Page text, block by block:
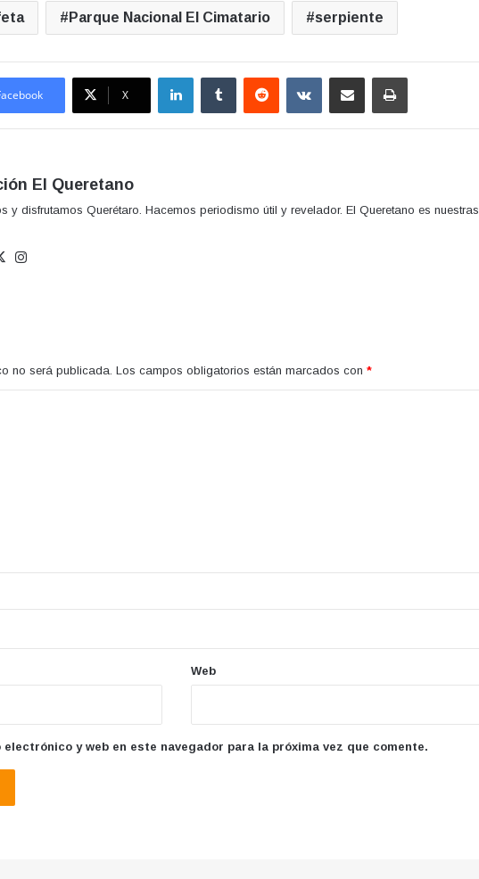
Parque Nacional El Cimatario serpiente
X
LinkedInTumblr Reddit VKontakteCompartir por correo electrónicoImprimir
El Queretano
y disfrutamos Querétaro. Hacemos periodismo útil y revelador. El Queretano es nuestras
X
no será publicada. Los campos obligatorios están marcados con *
Web
y web en este navegador para la próxima vez que comente.